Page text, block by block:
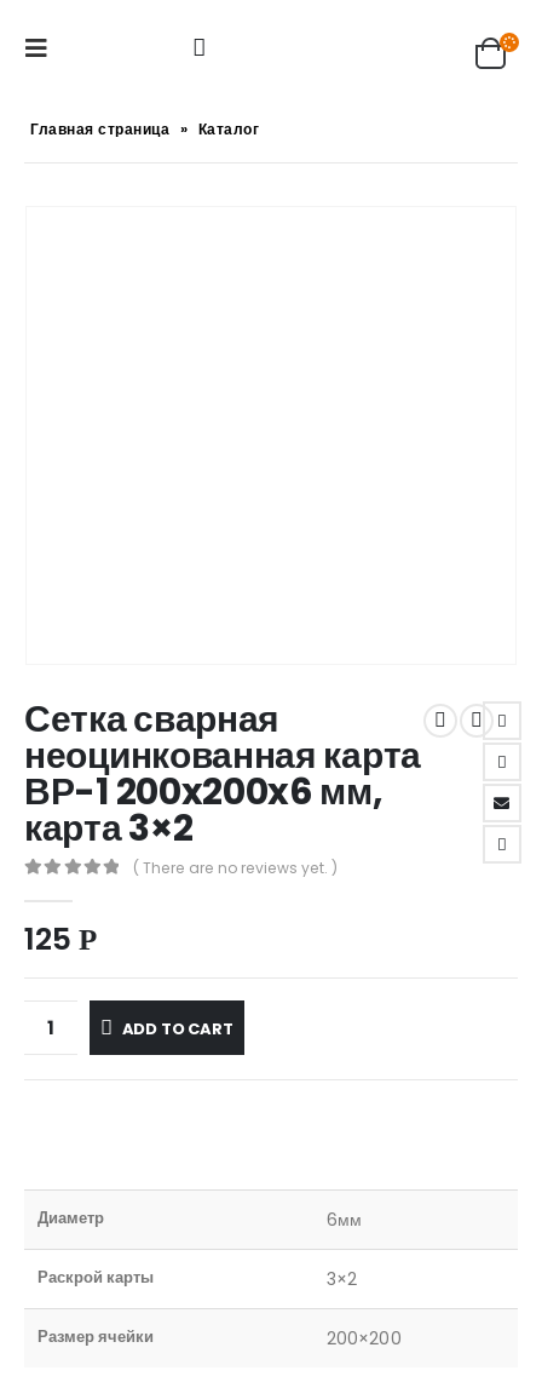
Главная страница » Каталог
Сетка сварная
неоцинкованная карта
ВР-1 200x200x6 мм,
карта 3×2
( There are no reviews yet. )
125 Р
ADD TO CART
Диаметр 6мм
Раскрой карты 3×2
Размер ячейки 200×200